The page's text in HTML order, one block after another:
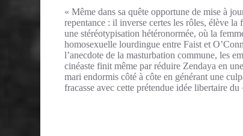
« Même dans sa quête opportune de mise à
repentance : il inverse certes les rôles, élève la
une stéréotypisation hétéronormée, où la
homosexuelle lourdingue entre Faist et
l’anecdote de la masturbation commune, les
cinéaste finit même par réduire Zendaya en
mari endormis côté à côte en générant une
fracasse avec cette prétendue idée libertaire